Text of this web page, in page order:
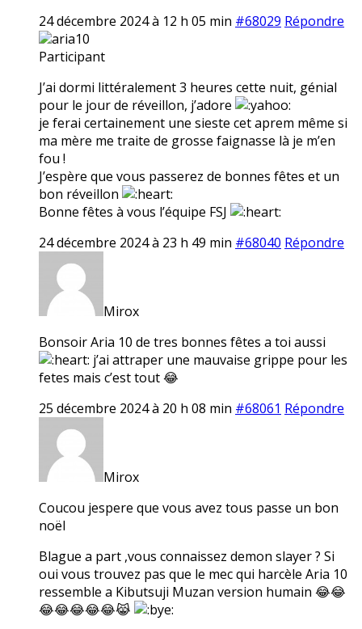
24 décembre 2024 à 12 h 05 min #68029 Répondre
aria10
Participant
J’ai dormi littéralement 3 heures cette nuit, génial
pour le jour de réveillon, j’adore
je ferai certainement une sieste cet aprem même si
ma mère me traite de grosse faignasse là je m’en
fou !
J’espère que vous passerez de bonnes fêtes et un
bon réveillon
Bonne fêtes à vous l’équipe FSJ
24 décembre 2024 à 23 h 49 min #68040 Répondre
Mirox
Bonsoir Aria 10 de tres bonnes fêtes a toi aussi
j’ai attraper une mauvaise grippe pour les
fetes mais c’est tout 😂
25 décembre 2024 à 20 h 08 min #68061 Répondre
Mirox
Coucou jespere que vous avez tous passe un bon
noël
Blague a part ,vous connaissez demon slayer ? Si
oui vous trouvez pas que le mec qui harcèle Aria 10
ressemble a Kibutsuji Muzan version humain 😂😂
😂😂😂😂😂😹